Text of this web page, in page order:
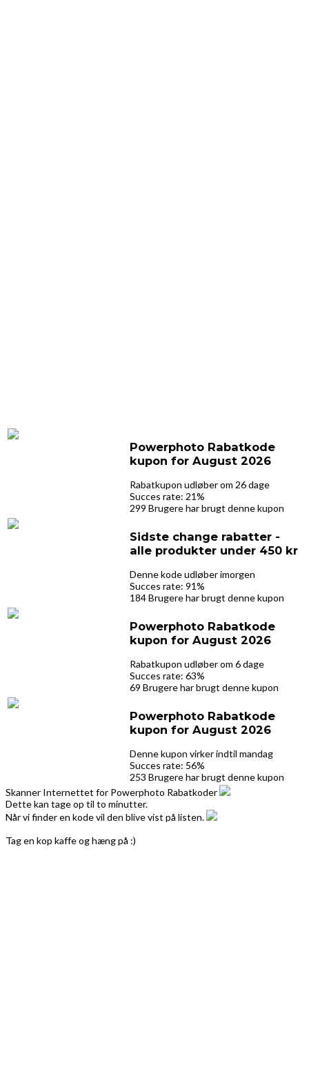
Powerphoto Rabatkode
kupon for August 2026
Rabatkupon udløber om 26 dage
Succes rate: 21%
299 Brugere har brugt denne kupon
Sidste change rabatter -
alle produkter under 450 kr
Denne kode udløber imorgen
Succes rate: 91%
184 Brugere har brugt denne kupon
Powerphoto Rabatkode
kupon for August 2026
Rabatkupon udløber om 6 dage
Succes rate: 63%
69 Brugere har brugt denne kupon
Powerphoto Rabatkode
kupon for August 2026
Denne kupon virker indtil mandag
Succes rate: 56%
253 Brugere har brugt denne kupon
Skanner Internettet for Powerphoto Rabatkoder
Dette kan tage op til to minutter.
Når vi finder en kode vil den blive vist på listen.
Tag en kop kaffe og hæng på :)